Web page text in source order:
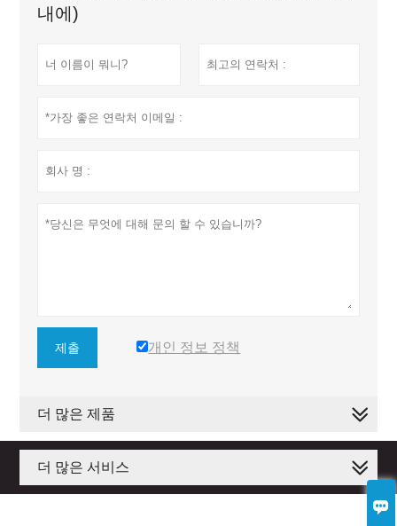

내에)
제출 개인 정보 정책
더 많은 제품
더 많은 서비스